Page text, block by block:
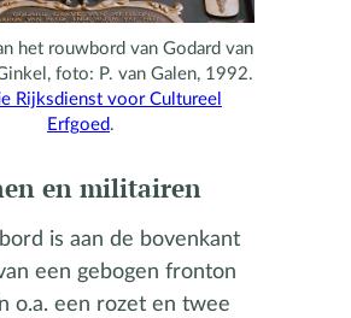
het rouwbord van Godard van
foto: P. van Galen, 1992.
Rijksdienst voor Cultureel
Erfgoed.
en militairen
is aan de bovenkant
een gebogen fronton
o.a. een rozet en twee